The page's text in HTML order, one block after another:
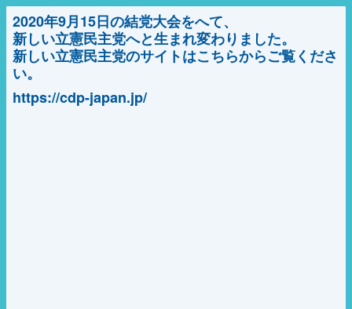
2020年9月15日の結党大会をへて、
新しい立憲民主党へと生まれ変わりました。
新しい立憲民主党のサイトはこちらからご覧くださ
い。
https://cdp-japan.jp/